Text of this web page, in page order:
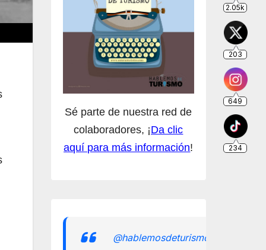
Sé parte de nuestra red de
colaboradores, ¡Da clic
aquí para más información!
@hablemosdeturismomx